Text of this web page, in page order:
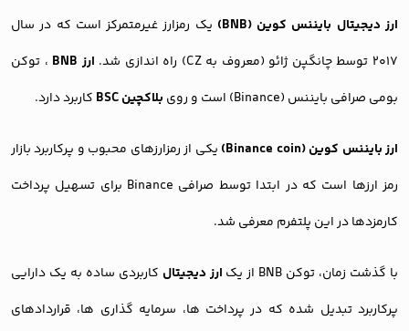
ارز دیجیتال بایننس کوین (BNB)
یک رمزارز غیرمتمرکز است که در سال
۲۰۱۷ توسط چانگپن ژائو (معروف به CZ) راه اندازی شد.
ارز BNB
، توکن
بومی صرافی بایننس (Binance) است و روی
بلاکچین BSC کاربرد دارد.
ارز بایننس کوین (Binance coin)
یکی از رمزارزهای محبوب و پرکاربرد بازار
رمز ارزها است که در ابتدا توسط صرافی Binance برای تسهیل پرداخت
کارمزدها در این پلتفرم معرفی شد.
با گذشت زمان، توکن BNB از یک ارز دیجیتال کاربردی ساده به یک دارایی
پرکاربرد تبدیل شده که در پرداخت ها، سرمایه گذاری ها، قراردادهای